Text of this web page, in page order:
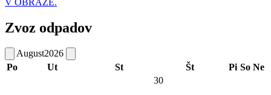
Zvoz odpadov
August2026
Po
Ut St Št Pi So Ne
30